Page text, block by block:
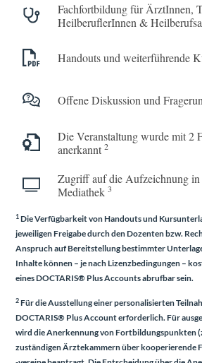
Fach­fort­bildung für ÄrztInnen,
HeilberuflerInnen &
Handouts und weiterführende
Offene Diskussion und
Die Veranstaltung wurde mit 2
anerkannt 2
Zugriff auf die Aufzeichnung
Mediathek 3
1 Die Verfügbarkeit von Handouts und
jeweiligen Freigabe durch den Dozenten bzw.
Anspruch auf Bereitstellung bestimmter
Inhalte können – je nach Lizenzbedingungen –
einesDOCTARIS® Plus Accountsabrufbar sein.
2Für die Ausstellung einer personalisierten
DOCTARIS® Plus Accounterforderlich. Für
wird die Anerkennung von Fortbildungspunkten
zuständigen Ärztekammern über kooperierende